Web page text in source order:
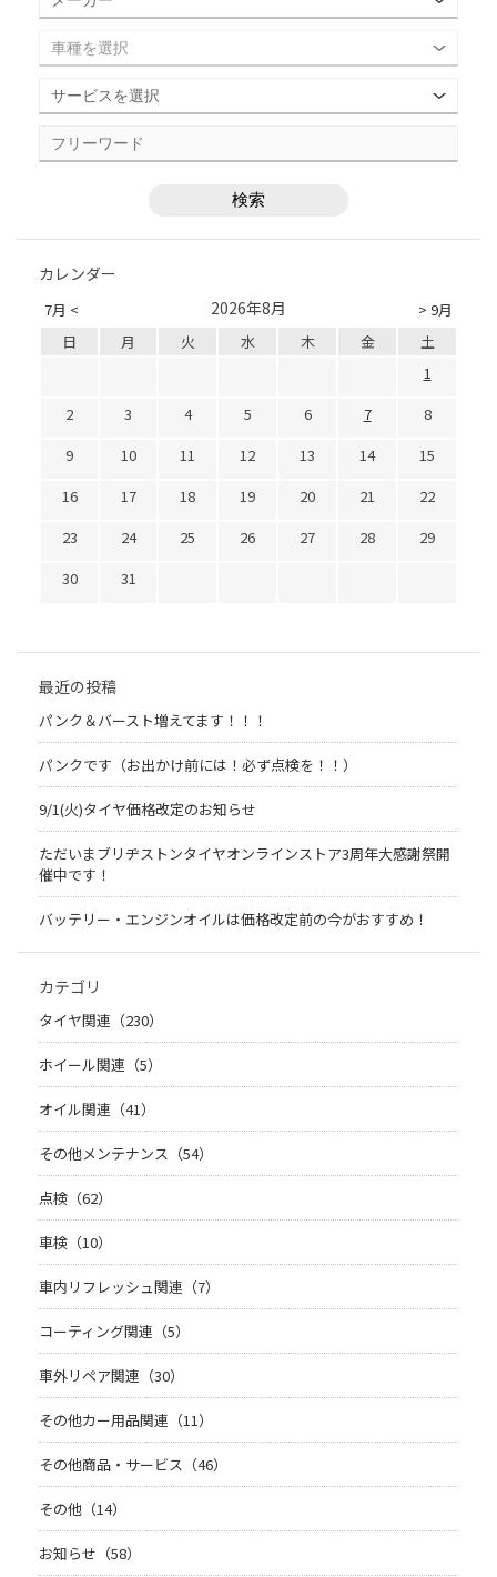
カレンダー
7月 < > 9月
2026年8月
日 月 火 水 木 金
土
1
2
3 4 5 6 7
8
9
10 11 12 13 14
15
16
17 18 19 20 21
22
23
24 25 26 27 28
29
30
31
最近の投稿
パンク＆バースト増えてます！！！
パンクです（お出かけ前には！必ず点検を！！）
9/1(火)タイヤ価格改定のお知らせ
ただいまブリヂストンタイヤオンラインストア3周年大感謝祭開
催中です！
バッテリー・エンジンオイルは価格改定前の今がおすすめ！
カテゴリ
タイヤ関連（230）
ホイール関連（5）
オイル関連（41）
その他メンテナンス（54）
点検（62）
車検（10）
車内リフレッシュ関連（7）
コーティング関連（5）
車外リペア関連（30）
その他カー用品関連（11）
その他商品・サービス（46）
その他（14）
お知らせ（58）